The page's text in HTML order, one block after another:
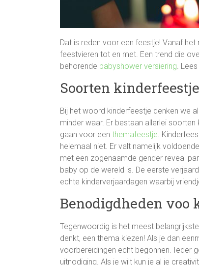
Dat is reden voor een feestje! Vanaf
feestvieren tot en met. Een trend die
behorende babyshower versiering .
Soorten
Bij het woord kinderfeestje denken we
minder waar. Er bestaan allerlei
gaan voor een themafeestje .
helemaal niet. Er valt namelijk
met een zogenaamde gender reveal
baby op de wereld is. De eerste
echte kinderverjaardagen waarbij
Benodigdheden voo
Tegenwoordig is het meest
denkt, een thema kiezen! Als je dan
voorbereidingen echt begonnen. Ieder
uitnodiging. Als je wilt kun je al je